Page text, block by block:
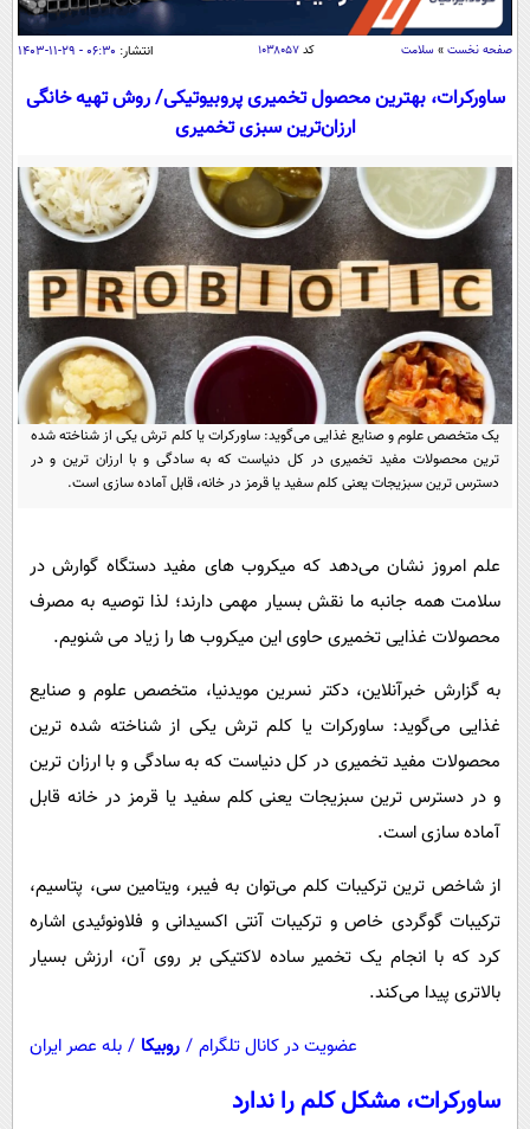
اقتصاد
خودرو
جامعه
اجتماعی
حوادث
سلامت
یک برش دانایی
محیط زیست
سفر و تفریح
ورزشی
بین الملل
سیاست خارجی
فرهنگ و هنر
علم و دانش
فناوری و It
علمی
قرآن
گوناگون
مجله تصویری سلاح
ورزش
گوناگون
محیط زیست
سلامت
فرهنگی
اجتماعی
حیات وحش
خواندنی ها و دیدنی ها
داستان کوتاه
روانشناسی
آشپزی
آموزش زبان
صفحه نخست » سلامت کد۱۰۳۸۰۵۷ انتشار: ۰۶:۳۰ - ۲۹-۱۱-۱۴۰۳
ساورکرات، بهترین محصول تخمیری پروبیوتیکی/ روش تهیه خانگی
ارزان‌ترین سبزی تخمیری
یک متخصص علوم و صنایع غذایی می‌گوید: ساورکرات یا کلم ترش یکی از شناخته شده
ترین محصولات مفید تخمیری در کل دنیاست که به سادگی و با ارزان ترین و در
دسترس ترین سبزیجات یعنی کلم سفید یا قرمز در خانه، قابل آماده سازی است.
علم امروز نشان می‌دهد که میکروب های مفید دستگاه گوارش در
سلامت همه جانبه ما نقش بسیار مهمی دارند؛ لذا توصیه به مصرف
محصولات غذایی تخمیری حاوی این میکروب ها را زیاد می شنویم.
به گزارش خبرآنلاین، دکتر نسرین مویدنیا، متخصص علوم و صنایع
غذایی می‌گوید: ساورکرات یا کلم ترش یکی از شناخته شده ترین
محصولات مفید تخمیری در کل دنیاست که به سادگی و با ارزان ترین
و در دسترس ترین سبزیجات یعنی کلم سفید یا قرمز در خانه قابل
آماده سازی است.
از شاخص ترین ترکیبات کلم می‌توان به فیبر، ویتامین سی، پتاسیم،
ترکیبات گوگردی خاص و ترکیبات آنتی اکسیدانی و فلاونوئیدی اشاره
کرد که با انجام یک تخمیر ساده لاکتیکی بر روی آن، ارزش بسیار
بالاتری پیدا می‌کند.
عضویت در کانال تلگرام / روبیکا / بله عصر ایران
ساورکرات، مشکل کلم را ندارد